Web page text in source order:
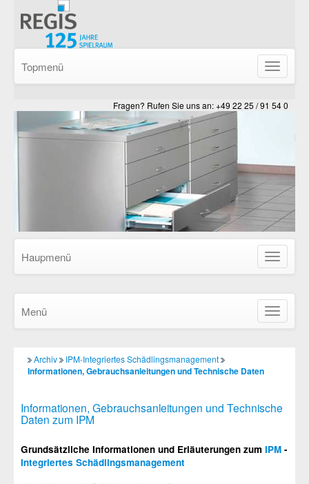
ein-/
Topmenü
Fragen? Rufen Sie uns an: +49 22 25 / 91 54 0
ein-/
Haupmenü
ein-/
Menü
Archiv IPM-Integriertes Schädlingsmanagement
Informationen, Gebrauchsanleitungen und Technische Daten
Informationen, Gebrauchsanleitungen und Technische
Daten zum IPM
Grundsätzliche Informationen und Erläuterungen zum IPM -
Integriertes Schädlingsmanagement